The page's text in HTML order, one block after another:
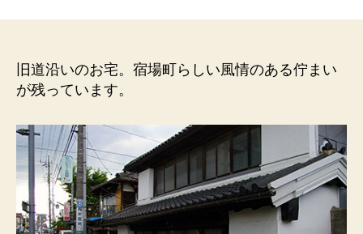
乳
箱）
旧
道
沿
い。
旧道沿いのお宅。宿場町らしい風情のある佇まい
が残っています。